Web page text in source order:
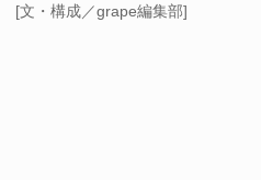
[文・構成／grape編集部]